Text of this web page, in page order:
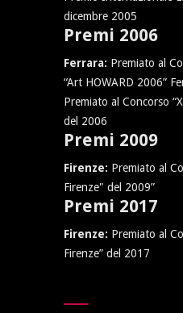
dicembre 2005
Premi 2006
Ferrara: Premiato al
“Art HOWARD 2006”
Premiato al Concorso
del 2006
Premi 2009
Firenze: Premiato al
Firenze" del 2009”
Premi 2017
Firenze: Premiato al
Firenze” del 2017